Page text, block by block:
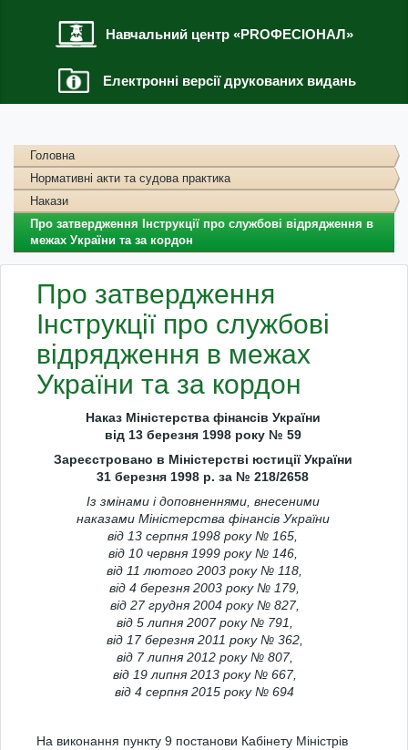
Навчальний центр «PROФЕСІОНАЛ»
Електронні версії друкованих видань
Головна
Нормативні акти та судова практика
Накази
Про затвердження Інструкції про службові відрядження в
межах України та за кордон
Про затвердження
Інструкції про службові
відрядження в межах
України та за кордон
Наказ Міністерства фінансів України
від 13 березня 1998 року № 59
Зареєстровано в Міністерстві юстиції України
31 березня 1998 р. за № 218/2658
Із змінами і доповненнями, внесеними
наказами Міністерства фінансів України
від 13 серпня 1998 року № 165,
від 10 червня 1999 року № 146,
від 11 лютого 2003 року № 118,
від 4 березня 2003 року № 179,
від 27 грудня 2004 року № 827,
від 5 липня 2007 року № 791,
від 17 березня 2011 року № 362,
від 7 липня 2012 року № 807,
від 19 липня 2013 року № 667,
від 4 серпня 2015 року № 694
На виконання пункту 9 постанови Кабінету Міністрів